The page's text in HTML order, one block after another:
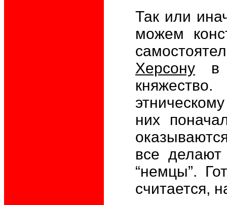
Так или
можем
Херсону в
них
все
“немцы”.
считается,